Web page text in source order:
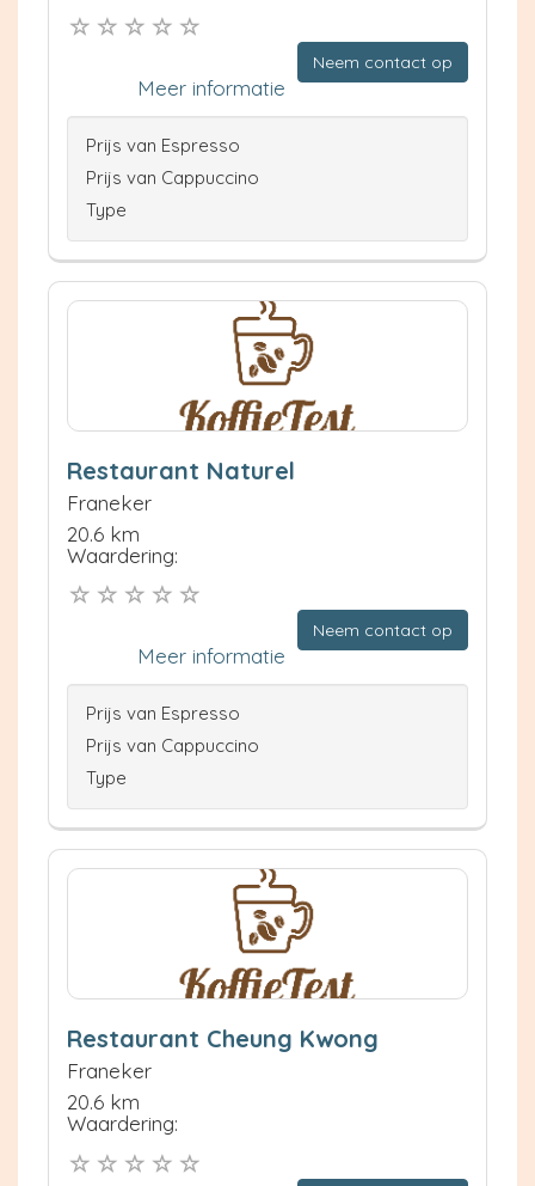
Neem contact op
Meer informatie
Prijs van Espresso
Prijs van Cappuccino
Type
Restaurant Naturel
Franeker
20.6 km
Waardering:
Neem contact op
Meer informatie
Prijs van Espresso
Prijs van Cappuccino
Type
Restaurant Cheung Kwong
Franeker
20.6 km
Waardering: